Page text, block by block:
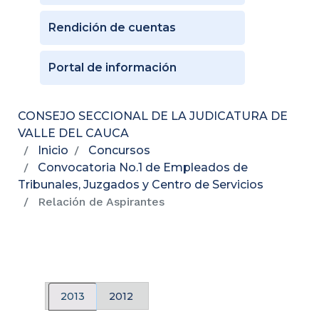
Rendición de cuentas
Portal de información
CONSEJO SECCIONAL DE LA JUDICATURA DE
VALLE DEL CAUCA
Inicio
Concursos
Convocatoria No.1 de Empleados de
Tribunales, Juzgados y Centro de Servicios
Relación de Aspirantes
2013 2012